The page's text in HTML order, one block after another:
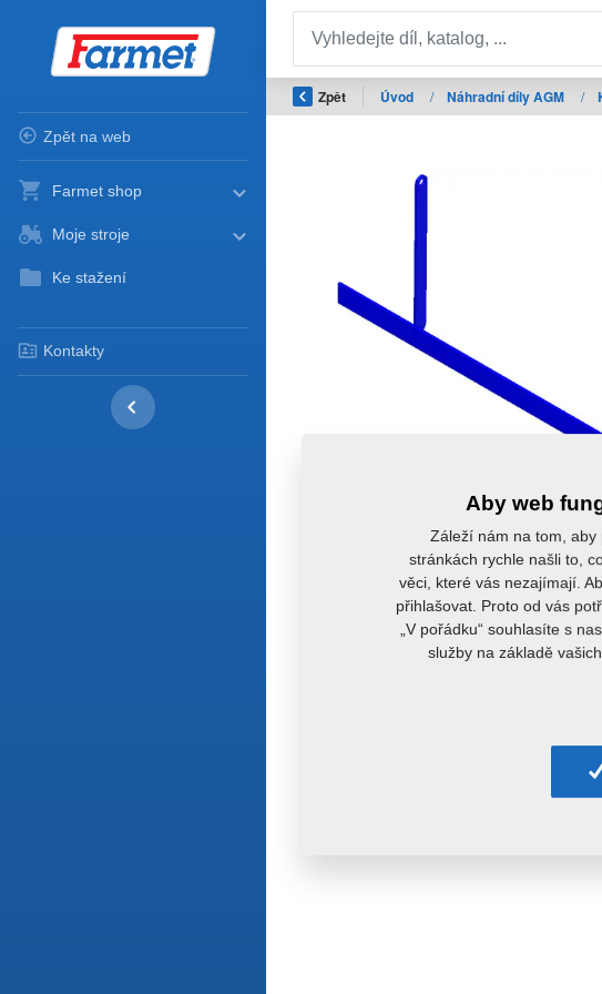
Zpět na web
Farmet shop
Moje stroje
Ke stažení
Kontakty
Zpět Úvod / Náhradní díly AGM /
Aby web
Záleží nám na tom, aby
stránkách rychle našli to,
věci, které vás nezajímají.
přihlašovat. Proto od vás
„V pořádku“ souhlasíte s
služby na základě